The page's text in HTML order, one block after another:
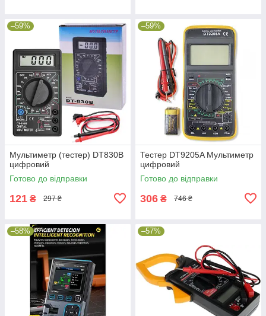
–59%
Мультиметр (тестер) DT830B
цифровий
Готово до відправки
121 ₴ 297 ₴
–59%
Тестер DT9205A Мультиметр
цифровий
Готово до відправки
306 ₴ 746 ₴
–58% –57%